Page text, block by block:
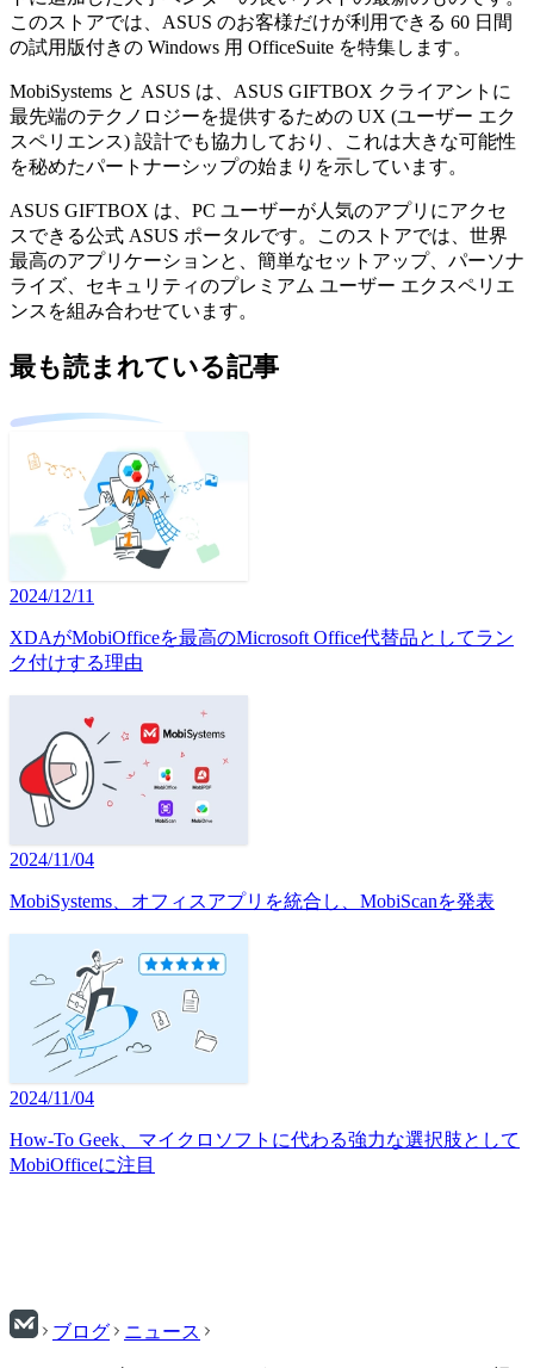
このストアでは、ASUS のお客様だけが利用できる 60 日間
の試用版付きの Windows 用 OfficeSuite を特集します。
MobiSystems と ASUS は、ASUS GIFTBOX クライアントに
最先端のテクノロジーを提供するための UX (ユーザー エク
スペリエンス) 設計でも協力しており、これは大きな可能性
を秘めたパートナーシップの始まりを示しています。
ASUS GIFTBOX は、PC ユーザーが人気のアプリにアクセ
スできる公式 ASUS ポータルです。このストアでは、世界
最高のアプリケーションと、簡単なセットアップ、パーソナ
ライズ、セキュリティのプレミアム ユーザー エクスペリエ
ンスを組み合わせています。
最も読まれている記事
2024/12/11
XDAがMobiOfficeを最高のMicrosoft Office代替品としてラン
ク付けする理由
2024/11/04
MobiSystems、オフィスアプリを統合し、MobiScanを発表
2024/11/04
How-To Geek、マイクロソフトに代わる強力な選択肢として
MobiOfficeに注目
ブログ ニュース